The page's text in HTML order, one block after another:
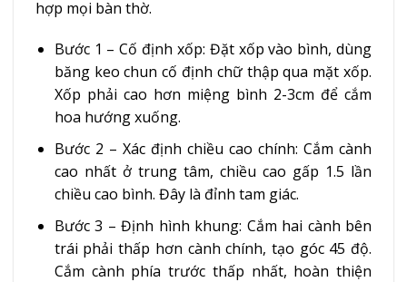
hợp mọi bàn thờ.
Bước 1 – Cố định xốp: Đặt xốp vào bình, dùng
băng keo chun cố định chữ thập qua mặt xốp.
Xốp phải cao hơn miệng bình 2-3cm để cắm
hoa hướng xuống.
Bước 2 – Xác định chiều cao chính: Cắm cành
cao nhất ở trung tâm, chiều cao gấp 1.5 lần
chiều cao bình. Đây là đỉnh tam giác.
Bước 3 – Định hình khung: Cắm hai cành bên
trái phải thấp hơn cành chính, tạo góc 45 độ.
Cắm cành phía trước thấp nhất, hoàn thiện